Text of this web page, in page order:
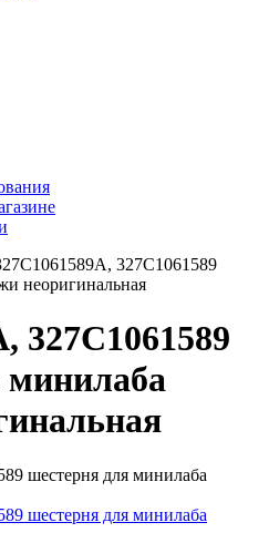
327C1061589
неоригинальная
327C1061589
минилаба